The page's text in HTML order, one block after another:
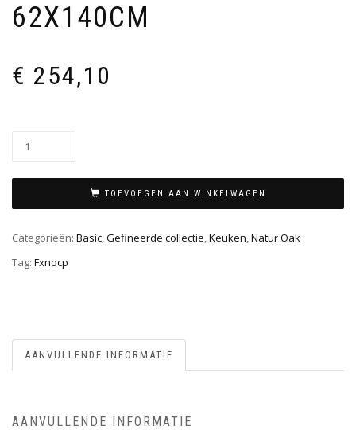
62X140CM
€ 254,10
TOEVOEGEN AAN WINKELWAGEN
Categorieën: Basic,Gefineerde collectie,Keuken,Natur Oak
Tag: Fxnocp
AANVULLENDE INFORMATIE
AANVULLENDE INFORMATIE